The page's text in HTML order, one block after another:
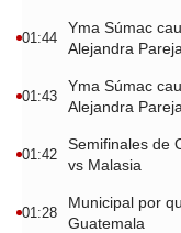
01:44
Yma Súmac
Alejandra Pareja
01:43
Yma Súmac
Alejandra Pareja
01:42
Semifinales de
vs Malasia
01:28
Municipal por
Guatemala